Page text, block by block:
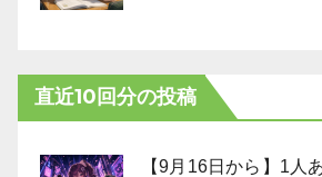
直近10回分の投稿
【9月16日から】1人